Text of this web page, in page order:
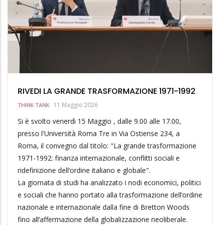
RIVEDI LA GRANDE TRASFORMAZIONE 1971-1992
THINK TANK 11 Maggio 2026
Si è svolto venerdì 15 Maggio , dalle 9.00 alle 17.00,
presso l'Università Roma Tre in Via Ostiense 234, a
Roma, il convegno dal titolo: "La grande trasformazione
1971-1992: finanza internazionale, conflitti sociali e
ridefinizione dell’ordine italiano e globale".
La giornata di studi ha analizzato i nodi economici, politici
e sociali che hanno portato alla trasformazione dell’ordine
nazionale e internazionale dalla fine di Bretton Woods
fino all’affermazione della globalizzazione neoliberale.